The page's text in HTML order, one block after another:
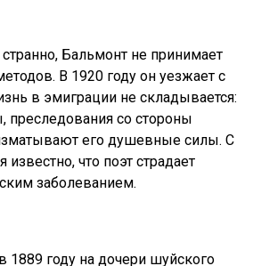
Бальмонт не принимает
В 1920 году он уезжает с
в эмиграции не складывается:
преследования со стороны
его душевные силы. С
известно, что поэт страдает
заболеванием.
1889 году на дочери шуйского